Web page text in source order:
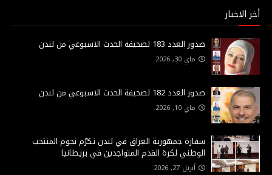
أخر الاخبار
صدور العدد 183 لصحيفة الحدث الاسبوعي من لندن
ماي 30, 2026
صدور العدد 182 لصحيفة الحدث الاسبوعي من لندن
ماي 10, 2026
سفارة جمهورية العراق في لندن تكرّم نجوم المنتخب
الوطني لكرة القدم المتواجدين في بريطانيا
أبريل 27, 2026